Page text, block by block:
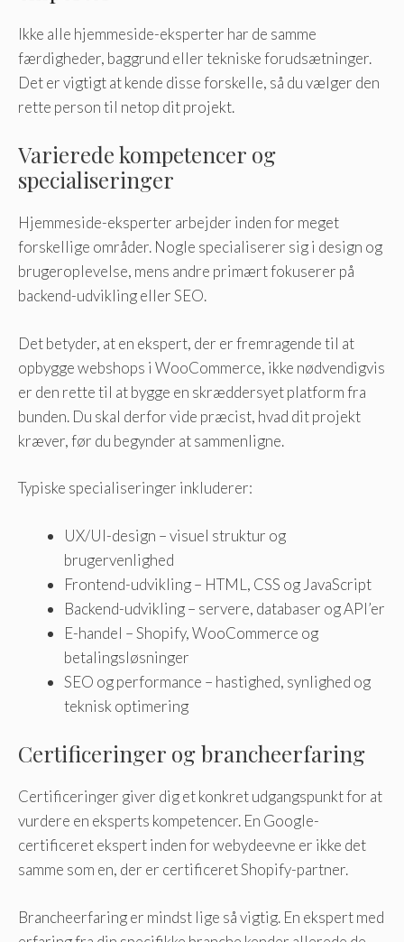
Ikke alle hjemmeside-eksperter har de samme
færdigheder, baggrund eller tekniske forudsætninger.
Det er vigtigt at kende disse forskelle, så du vælger den
rette person til netop dit projekt.
Varierede kompetencer og
specialiseringer
Hjemmeside-eksperter arbejder inden for meget
forskellige områder. Nogle specialiserer sig i design og
brugeroplevelse, mens andre primært fokuserer på
backend-udvikling eller SEO.
Det betyder, at en ekspert, der er fremragende til at
opbygge webshops i WooCommerce, ikke nødvendigvis
er den rette til at bygge en skræddersyet platform fra
bunden. Du skal derfor vide præcist, hvad dit projekt
kræver, før du begynder at sammenligne.
Typiske specialiseringer inkluderer:
UX/UI-design – visuel struktur og
brugervenlighed
Frontend-udvikling – HTML, CSS og JavaScript
Backend-udvikling – servere, databaser og API’er
E-handel – Shopify, WooCommerce og
betalingsløsninger
SEO og performance – hastighed, synlighed og
teknisk optimering
Certificeringer og brancheerfaring
Certificeringer giver dig et konkret udgangspunkt for at
vurdere en eksperts kompetencer. En Google-
certificeret ekspert inden for webydeevne er ikke det
samme som en, der er certificeret Shopify-partner.
Brancheerfaring er mindst lige så vigtig. En ekspert med